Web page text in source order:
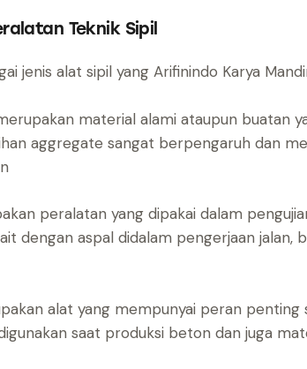
Teknik Sipil
jenis alat sipil yang Arifinindo Karya
material alami ataupun buatan
aggregate sangat berpengaruh dan
peralatan yang dipakai dalam
dengan aspal didalam pengerjaan jalan,
alat yang mempunyai peran penting
saat produksi beton dan juga